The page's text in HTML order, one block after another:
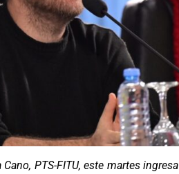
PTS-FITU, este martes